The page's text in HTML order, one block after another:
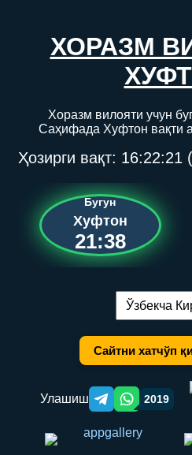
ХОРАЗМ
Хоразм вилояти учун
Саҳифада Хуфтон вақти
Ҳозирги вақт: 16:22:21
Бугун
Хуфтон
21:38
Тилни
Сайтни хатчўп
Улашиш Telegram orqali
WhatsApp
2019